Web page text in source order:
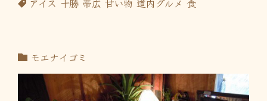
アイス 十勝 帯広 甘い物 道内グルメ 食
モエナイゴミ